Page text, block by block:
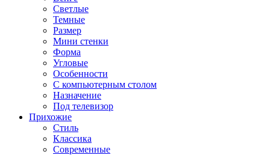
Светлые
Темные
Размер
Мини стенки
Форма
Угловые
Особенности
С компьютерным столом
Назначение
Под телевизор
Прихожие
Стиль
Классика
Современные